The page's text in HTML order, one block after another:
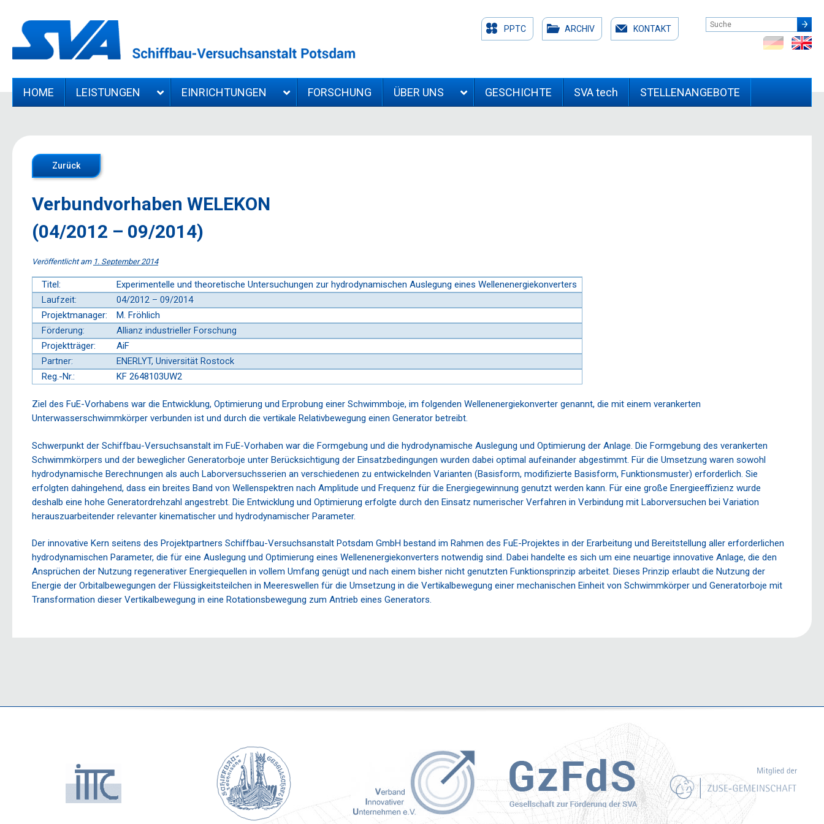
PPTC ARCHIV KONTAKT
HOME LEISTUNGEN EINRICHTUNGEN FORSCHUNG ÜBER UNS GESCHICHTE SVA tech STELLENANGEBOTE
Zurück
Verbundvorhaben WELEKON
(04/2012 – 09/2014)
Veröffentlicht am 1. September 2014
Titel:
Experimentelle und theoretische Untersuchungen zur hydrodynamischen Auslegung eines Wellenenergiekonverters
Laufzeit:
04/2012 – 09/2014
Projektmanager:
M. Fröhlich
Förderung:
Allianz industrieller Forschung
Projektträger:
AiF
Partner:
ENERLYT, Universität Rostock
Reg.-Nr.:
KF 2648103UW2
Ziel des FuE-Vorhabens war die Entwicklung, Optimierung und Erprobung einer Schwimmboje, im folgenden Wellenenergiekonverter genannt, die mit einem verankerten
Unterwasserschwimmkörper verbunden ist und durch die vertikale Relativbewegung einen Generator betreibt.
Schwerpunkt der Schiffbau-Versuchsanstalt im FuE-Vorhaben war die Formgebung und die hydrodynamische Auslegung und Optimierung der Anlage. Die Formgebung des verankerten
Schwimmkörpers und der beweglicher Generatorboje unter Berücksichtigung der Einsatzbedingungen wurden dabei optimal aufeinander abgestimmt. Für die Umsetzung waren sowohl
hydrodynamische Berechnungen als auch Laborversuchsserien an verschiedenen zu entwickelnden Varianten (Basisform, modifizierte Basisform, Funktionsmuster) erforderlich. Sie
erfolgten dahingehend, dass ein breites Band von Wellenspektren nach Amplitude und Frequenz für die Energiegewinnung genutzt werden kann. Für eine große Energieeffizienz wurde
deshalb eine hohe Generatordrehzahl angestrebt. Die Entwicklung und Optimierung erfolgte durch den Einsatz numerischer Verfahren in Verbindung mit Laborversuchen bei Variation
herauszuarbeitender relevanter kinematischer und hydrodynamischer Parameter.
Der innovative Kern seitens des Projektpartners Schiffbau-Versuchsanstalt Potsdam GmbH bestand im Rahmen des FuE-Projektes in der Erarbeitung und Bereitstellung aller erforderlichen
hydrodynamischen Parameter, die für eine Auslegung und Optimierung eines Wellenenergiekonverters notwendig sind. Dabei handelte es sich um eine neuartige innovative Anlage, die den
Ansprüchen der Nutzung regenerativer Energiequellen in vollem Umfang genügt und nach einem bisher nicht genutzten Funktionsprinzip arbeitet. Dieses Prinzip erlaubt die Nutzung der
Energie der Orbitalbewegungen der Flüssigkeitsteilchen in Meereswellen für die Umsetzung in die Vertikalbewegung einer mechanischen Einheit von Schwimmkörper und Generatorboje mit
Transformation dieser Vertikalbewegung in eine Rotationsbewegung zum Antrieb eines Generators.